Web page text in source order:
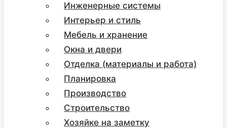
Инженерные системы
Интерьер и стиль
Мебель и хранение
Окна и двери
Отделка (материалы и работа)
Планировка
Производство
Строительство
Хозяйке на заметку